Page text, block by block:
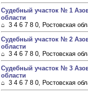
Судебный участок № 1
области
⌂ 3 4 6 7 8 0, Ростовская
Судебный участок № 2
области
⌂ 3 4 6 7 8 0, Ростовская
Судебный участок № 3
области
⌂ 3 4 6 7 8 0, Ростовская